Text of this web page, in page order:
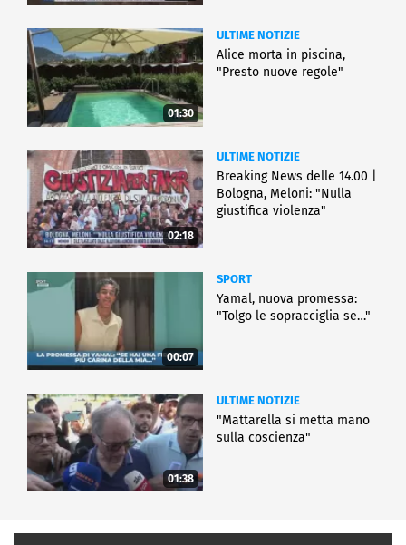
01:30
ULTIME NOTIZIE
Alice morta in piscina,
"Presto nuove regole"
02:18
ULTIME NOTIZIE
Breaking News delle 14.00 |
Bologna, Meloni: "Nulla
giustifica violenza"
00:07
SPORT
Yamal, nuova promessa:
"Tolgo le sopracciglia se…"
01:38
ULTIME NOTIZIE
"Mattarella si metta mano
sulla coscienza"